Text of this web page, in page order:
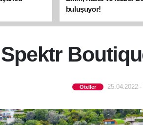
buluşuyor!
Spektr
Oteller 25.04.2022